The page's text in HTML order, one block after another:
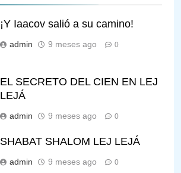
¡Y Iaacov salió a su camino!
admin 9 meses ago 0
EL SECRETO DEL CIEN EN LEJ
LEJÁ
admin 9 meses ago 0
SHABAT SHALOM LEJ LEJÁ
admin 9 meses ago 0